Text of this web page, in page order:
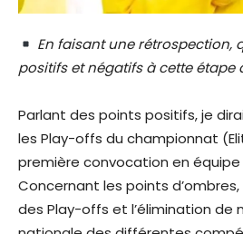
En faisant une rétrospection,
positifs et négatifs à cette étape
Parlant des points positifs, je
les Play-offs du championnat
première convocation en
Concernant les points d’ombres,
des Play-offs et l’élimination de